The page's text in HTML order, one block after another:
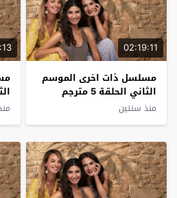
02:19:11
مسلسل ذات اخرى الموسم
الثاني الحلقة 5 مترجم
منذ سنتين